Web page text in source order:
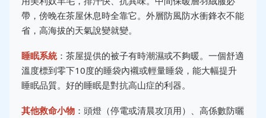
帶，傍晚在茶屋休息時全靠它。外層防風防水衝鋒衣不能
省，高海拔的天氣說變就變。
睡眠系統：茶屋提供的被子有時潮濕或不夠暖。一個舒適
溫度標到零下10度的睡袋內襯或輕量睡袋，能大幅提升
睡眠品質。好的睡眠是對抗高山症的利器。
其他救命小物 ：頭燈（停電或清晨攻頂用）、高係數防曬